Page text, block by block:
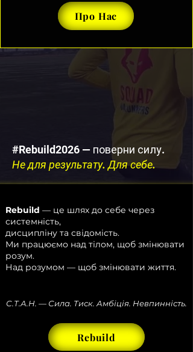
Про Нас
#Rebuild2026 — поверни силу.
Не для результату. Для себе.
Rebuild — це шлях до себе через
системність,
дисципліну та свідомість.
Ми працюємо над тілом, щоб змінювати
розум.
Над розумом — щоб змінювати життя.
С.Т.А.Н. — Сила. Тиск. Амбіція. Невпинність.
Rebuild